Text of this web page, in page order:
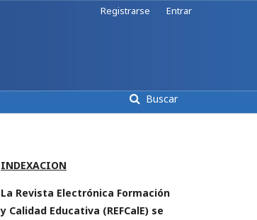
Buscar
Registrarse Entrar
INDEXACION
La Revista Electrónica Formación
y Calidad Educativa (REFCalE) se